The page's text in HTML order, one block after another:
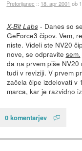
Pretorijanec :: 18. apr 2001 ob
X-Bit Labs- Danes so
GeForce3 čipov. Vem,
niste. Videli ste NV20
nove, se odpravite sem.
da na prvem piše
tudi v reviziji. V prvem
začela čipe izdelovati v
marca, kar je razvidno
0 komentarjev